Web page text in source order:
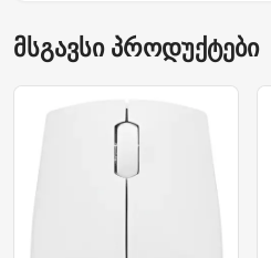
მსგავსი პროდუქტები